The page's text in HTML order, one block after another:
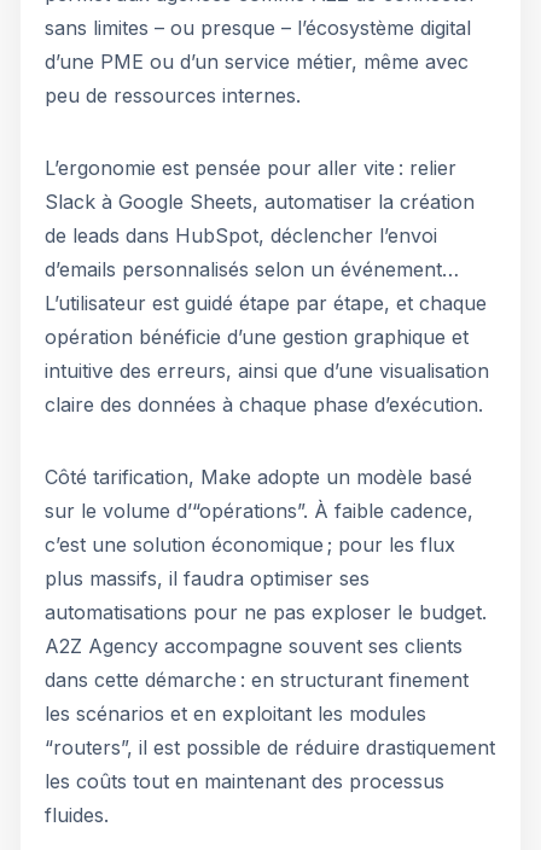
sans limites – ou presque – l’écosystème digital
d’une PME ou d’un service métier, même avec
peu de ressources internes.
L’ergonomie est pensée pour aller vite : relier
Slack à Google Sheets, automatiser la création
de leads dans HubSpot, déclencher l’envoi
d’emails personnalisés selon un événement…
L’utilisateur est guidé étape par étape, et chaque
opération bénéficie d’une gestion graphique et
intuitive des erreurs, ainsi que d’une visualisation
claire des données à chaque phase d’exécution.
Côté tarification, Make adopte un modèle basé
sur le volume d’“opérations”. À faible cadence,
c’est une solution économique ; pour les flux
plus massifs, il faudra optimiser ses
automatisations pour ne pas exploser le budget.
A2Z Agency accompagne souvent ses clients
dans cette démarche : en structurant finement
les scénarios et en exploitant les modules
“routers”, il est possible de réduire drastiquement
les coûts tout en maintenant des processus
fluides.